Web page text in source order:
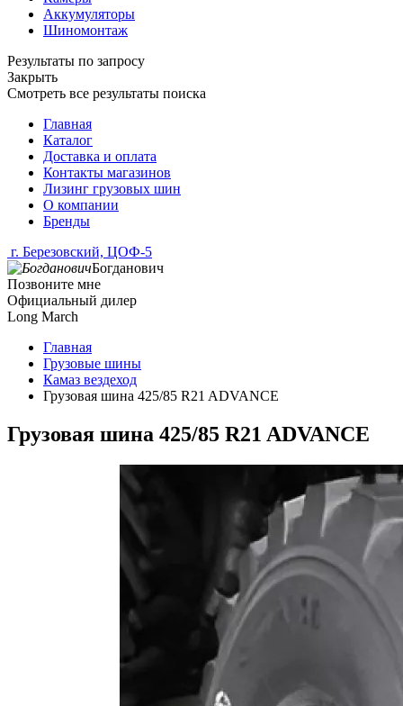
Аккумуляторы
Шиномонтаж
Результаты по запросу
Закрыть
Смотреть все результаты поиска
Главная
Каталог
Доставка и оплата
Контакты магазинов
Лизинг грузовых шин
О компании
Бренды
г. Березовский, ЦОФ-5
Богданович
Позвоните мне
Официальный дилер
Long March
Главная
Грузовые шины
Камаз вездеход
Грузовая шина 425/85 R21 ADVANCE
Грузовая шина 425/85 R21 ADVANCE